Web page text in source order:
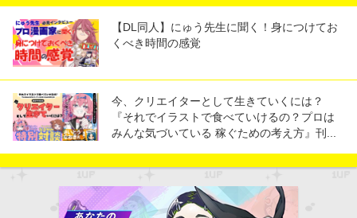
【DL同人】にゅう先生に聞く！身につけてお
くべき時間の感覚
今、クリエイターとして生きていくには？
『それでイラストで食べていけるの？プロは
みんな気づいている 稼ぐための考え方』刊...